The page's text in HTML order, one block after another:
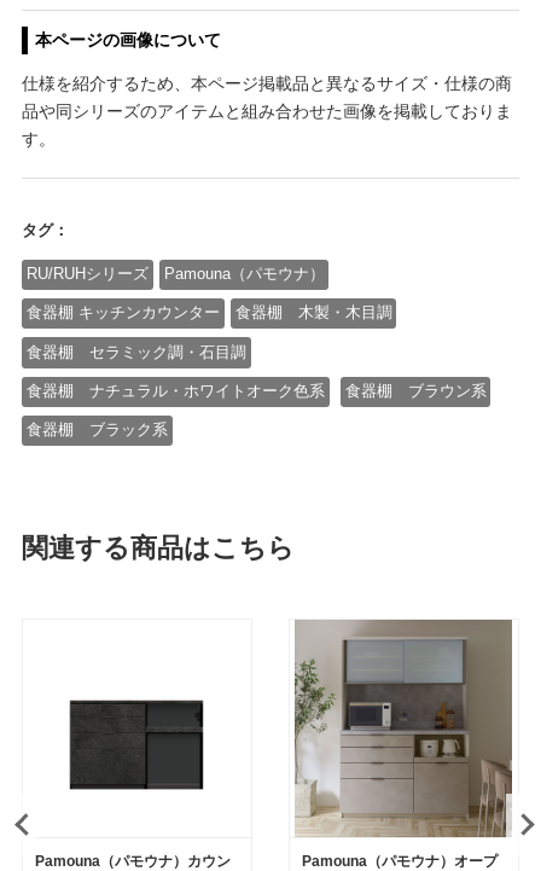
本ページの画像について
仕様を紹介するため、本ページ掲載品と異なるサイズ・仕様の商
品や同シリーズのアイテムと組み合わせた画像を掲載しておりま
す。
タグ：
RU/RUHシリーズ Pamouna（パモウナ）
食器棚 キッチンカウンター 食器棚 木製・木目調
食器棚 セラミック調・石目調
食器棚 ナチュラル・ホワイトオーク色系 食器棚 ブラウン系
食器棚 ブラック系
関連する商品はこちら
Pamouna（パモウナ）カウン
Pamouna（パモウナ）オープ